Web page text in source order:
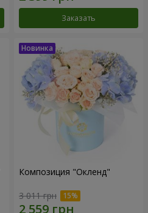
Заказать
Композиция "Окленд"
3 011 грн